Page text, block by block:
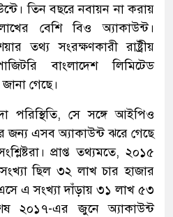
তিন বছরে নবায়ন না করায়
বেশি বিও অ্যাকাউন্ট।
তথ্য সংরক্ষণকারী রাষ্ট্রীয়
বাংলাদেশ লিমিটেড
গেছে।
পরিস্থিতি, সে সঙ্গে আইপিও
জন্য এসব অ্যাকাউন্ট ঝরে গেছে
প্রাপ্ত তথ্যমতে, ২০১৫
ছিল ৩২ লাখ চার হাজার
এ সংখ্যা দাঁড়ায় ৩১ লাখ ৫৩
২০১৭-এর জুনে অ্যাকাউন্ট